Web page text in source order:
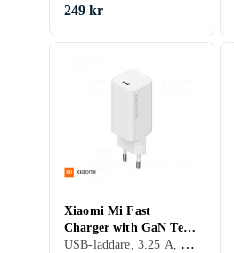
249 kr
Xiaomi Mi Fast
Charger with GaN Tech
65W
USB-laddare, 3.25 A, Stöd för snabbladdning, Stöd för snabbladdning, GaN-laddare